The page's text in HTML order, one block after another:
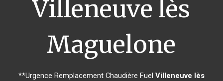
Villeneuve lès
Maguelone
**Urgence Remplacement Chaudière Fuel Villeneuve lès